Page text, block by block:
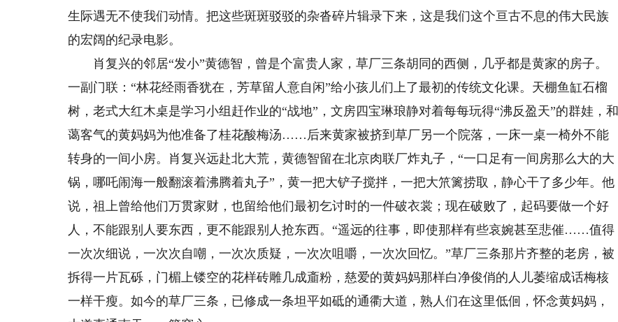
生际遇无不使我们动情。把这些斑斑驳驳的杂沓碎片辑录下来，这是我们这个亘古不息的伟大民族
的宏阔的纪录电影。
肖复兴的邻居“发小”黄德智，曾是个富贵人家，草厂三条胡同的西侧，几乎都是黄家的房子。
一副门联：“林花经雨香犹在，芳草留人意自闲”给小孩儿们上了最初的传统文化课。天棚鱼缸石榴
树，老式大红木桌是学习小组赶作业的“战地”，文房四宝琳琅静对着每每玩得“沸反盈天”的群娃，和
蔼客气的黄妈妈为他准备了桂花酸梅汤……后来黄家被挤到草厂另一个院落，一床一桌一椅外不能
转身的一间小房。肖复兴远赴北大荒，黄德智留在北京肉联厂炸丸子，“一口足有一间房那么大的大
锅，哪吒闹海一般翻滚着沸腾着丸子”，黄一把大铲子搅拌，一把大笊篱捞取，静心干了多少年。他
说，祖上曾给他们万贯家财，也留给他们最初乞讨时的一件破衣裳；现在破败了，起码要做一个好
人，不能跟别人要东西，更不能跟别人抢东西。“遥远的往事，即使那样有些哀婉甚至悲催……值得
一次次细说，一次次自嘲，一次次质疑，一次次咀嚼，一次次回忆。”草厂三条那片齐整的老房，被
拆得一片瓦砾，门楣上镂空的花样砖雕几成齑粉，慈爱的黄妈妈那样白净俊俏的人儿萎缩成话梅核
一样干瘦。如今的草厂三条，已修成一条坦平如砥的通衢大道，熟人们在这里低佪，怀念黄妈妈，